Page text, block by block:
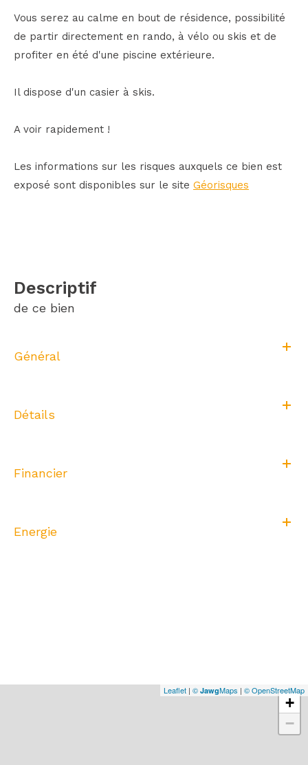
Vous serez au calme en bout de résidence, possibilité
de partir directement en rando, à vélo ou skis et de
profiter en été d'une piscine extérieure.
Il dispose d'un casier à skis.
A voir rapidement !
Les informations sur les risques auxquels ce bien est
exposé sont disponibles sur le site Géorisques
descriptif
de ce bien
Général
Détails
Financier
Energie
+
−
Leaflet | © JawgMaps | © OpenStreetMap